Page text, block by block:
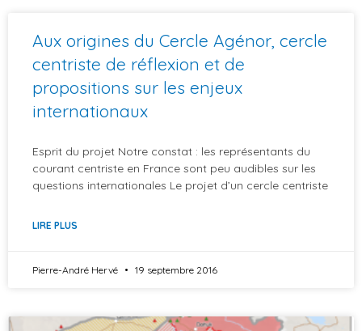
Aux origines du Cercle Agénor, cercle
centriste de réflexion et de
propositions sur les enjeux
internationaux
Esprit du projet Notre constat : les représentants du
courant centriste en France sont peu audibles sur les
questions internationales Le projet d’un cercle centriste
LIRE PLUS
Pierre-André Hervé 19 septembre 2016